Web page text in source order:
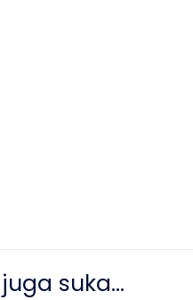
suka…